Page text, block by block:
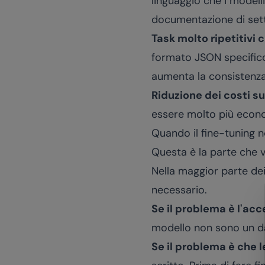
documentazione di
Task molto ripetitivi
formato JSON
aumenta la
Riduzione dei costi
essere molto più
Quando il fine-tuning
Questa è la parte che
Nella maggior parte
necessario.
Se il problema è
modello non sono un
Se il problema è che